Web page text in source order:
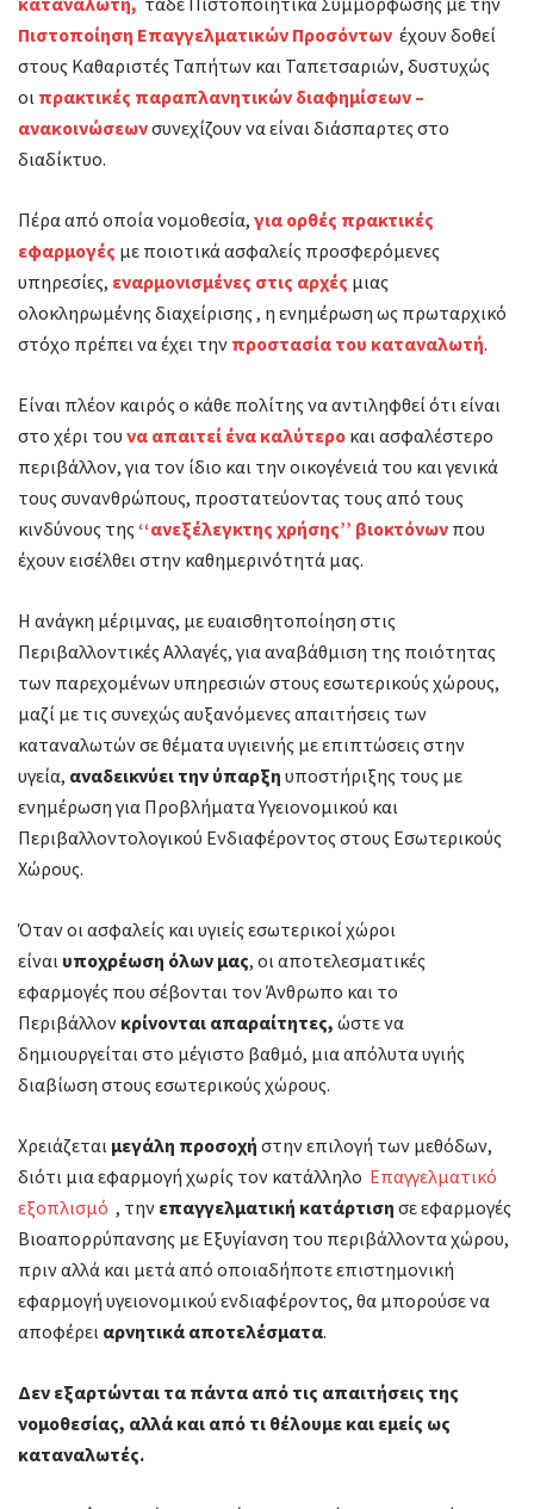
Πιστοποίηση Επαγγελματικών Προσόντων έχουν δοθεί
στους Καθαριστές Ταπήτων και Ταπετσαριών, δυστυχώς
οι πρακτικές παραπλανητικών διαφημίσεων –
ανακοινώσεωνσυνεχίζουν να είναι διάσπαρτες στο
διαδίκτυο.
Πέρα από οποία νομοθεσία, για ορθές πρακτικές
εφαρμογές με ποιοτικά ασφαλείς προσφερόμενες
υπηρεσίες, εναρμονισμένες στις αρχές μιας
ολοκληρωμένης διαχείρισης , η ενημέρωση ως πρωταρχικό
στόχο πρέπει να έχει την προστασία του καταναλωτή.
Είναι πλέον καιρός ο κάθε πολίτης να αντιληφθεί ότι είναι
στο χέρι του να απαιτεί ένα καλύτερο και ασφαλέστερο
περιβάλλον, για τον ίδιο και την οικογένειά του και γενικά
τους συνανθρώπους, προστατεύοντας τους από τους
κινδύνους της‘‘ανεξέλεγκτης χρήσης’’ βιοκτόνων που
έχουν εισέλθει στην καθημερινότητά μας.
Η ανάγκη μέριμνας, με ευαισθητοποίηση στις
Περιβαλλοντικές Αλλαγές, για αναβάθμιση της ποιότητας
των παρεχομένων υπηρεσιών στους εσωτερικούς χώρους,
μαζί με τις συνεχώς αυξανόμενες απαιτήσεις των
καταναλωτών σε θέματα υγιεινής με επιπτώσεις στην
υγεία, αναδεικνύει την ύπαρξη υποστήριξης τους με
ενημέρωση για Προβλήματα Υγειονομικού και
Περιβαλλοντολογικού Ενδιαφέροντος στους Εσωτερικούς
Χώρους.
Όταν οι ασφαλείς και υγιείς εσωτερικοί χώροι
είναι υποχρέωση όλων μας, οι αποτελεσματικές
εφαρμογές που σέβονται τον Άνθρωπο και το
Περιβάλλονκρίνονται απαραίτητες, ώστε να
δημιουργείται στο μέγιστο βαθμό, μια απόλυτα υγιής
διαβίωση στους εσωτερικούς χώρους.
Χρειάζεται μεγάλη προσοχή στην επιλογή των μεθόδων,
διότι µια εφαρμογή χωρίς τον κατάλληλο Επαγγελματικό
εξοπλισμό , την επαγγελματική κατάρτιση σε εφαρμογές
Βιοαπορρύπανσης µε Εξυγίανση του περιβάλλοντα χώρου,
πριν αλλά και μετά από οποιαδήποτε επιστημονική
εφαρμογή υγειονομικού ενδιαφέροντος, θα μπορούσε να
αποφέρει αρνητικά αποτελέσματα.
Δεν εξαρτώνται τα πάντα από τις απαιτήσεις της
νομοθεσίας, αλλά και από τι θέλουμε και εμείς ως
καταναλωτές.